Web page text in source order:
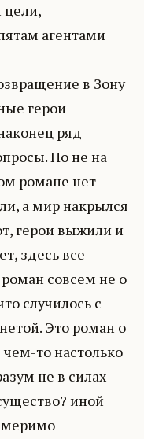
цели,
агентами
в Зону
герои
ряд
Но не на
романе нет
а мир накрылся
герои выжили и
здесь все
совсем не о
случилось с
Это роман о
то настолько
не в силах
иной